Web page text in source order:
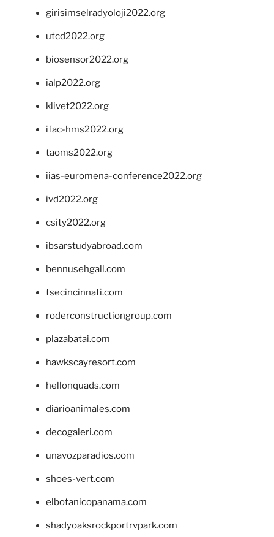
girisimselradyoloji2022.org
utcd2022.org
biosensor2022.org
ialp2022.org
klivet2022.org
ifac-hms2022.org
taoms2022.org
iias-euromena-conference2022.org
ivd2022.org
csity2022.org
ibsarstudyabroad.com
bennusehgall.com
tsecincinnati.com
roderconstructiongroup.com
plazabatai.com
hawkscayresort.com
hellonquads.com
diarioanimales.com
decogaleri.com
unavozparadios.com
shoes-vert.com
elbotanicopanama.com
shadyoaksrockportrvpark.com